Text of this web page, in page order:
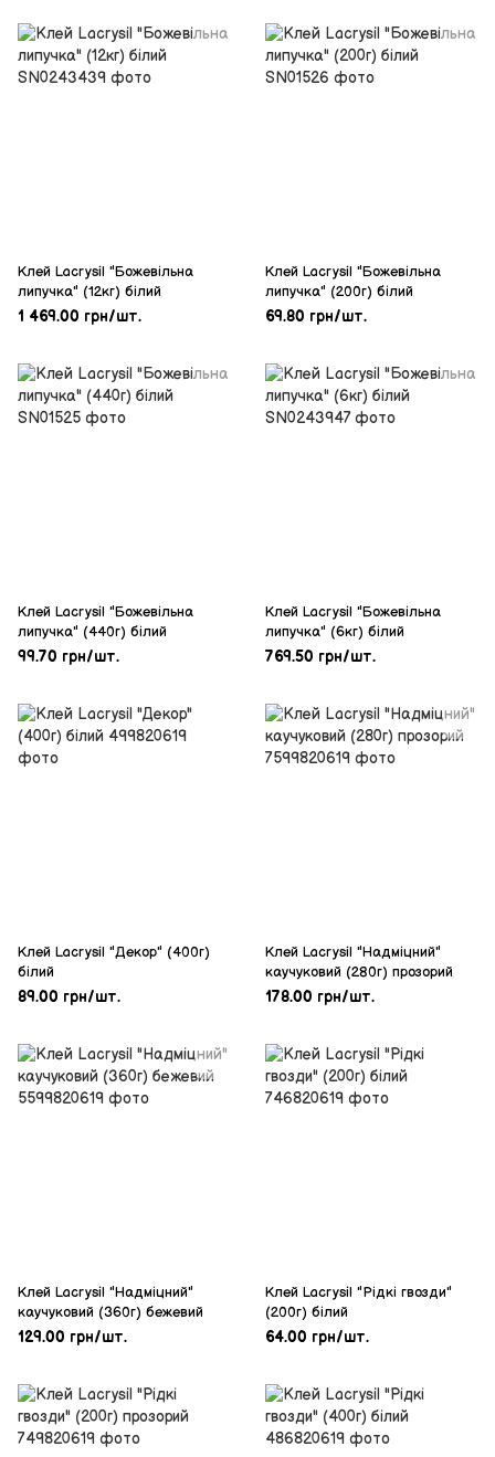
Клей Lacrysil "Божевільна
липучка" (12кг) білий
1 469.00 грн/шт.
Клей Lacrysil "Божевільна
липучка" (200г) білий
69.80 грн/шт.
Клей Lacrysil "Божевільна
липучка" (440г) білий
99.70 грн/шт.
Клей Lacrysil "Божевільна
липучка" (6кг) білий
769.50 грн/шт.
Клей Lacrysil "Декор" (400г)
білий
89.00 грн/шт.
Клей Lacrysil "Надміцний"
каучуковий (280г) прозорий
178.00 грн/шт.
Клей Lacrysil "Надміцний"
каучуковий (360г) бежевий
129.00 грн/шт.
Клей Lacrysil "Рідкі гвозди"
(200г) білий
64.00 грн/шт.